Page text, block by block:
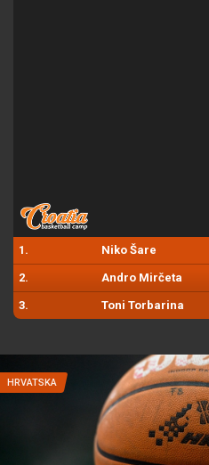
1. Niko Šare
2. Andro Mirčeta
3. Toni Torbarina
HRVATSKA